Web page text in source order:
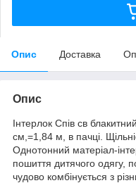
Опис Доставка
Опис
Інтерлок Спів св
см,=1,84 м, в пачці.
Однотонний матеріал-
пошиття дитячого одягу,
чудово комбінується з